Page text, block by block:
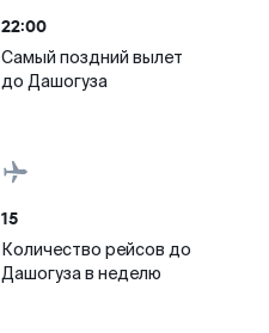
22:00
Самый поздний вылет
до Дашогуза
15
Количество рейсов до
Дашогуза в неделю